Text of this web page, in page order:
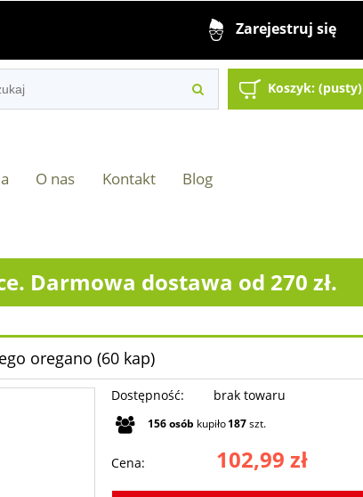
Zarejestruj się
Koszyk: (pusty)
O nas Kontakt Blog
Darmowa dostawa od 270 zł.
oregano (60 kap)
Dostępność: brak towaru
156osób kupiło187szt.
Cena: 102,99 zł